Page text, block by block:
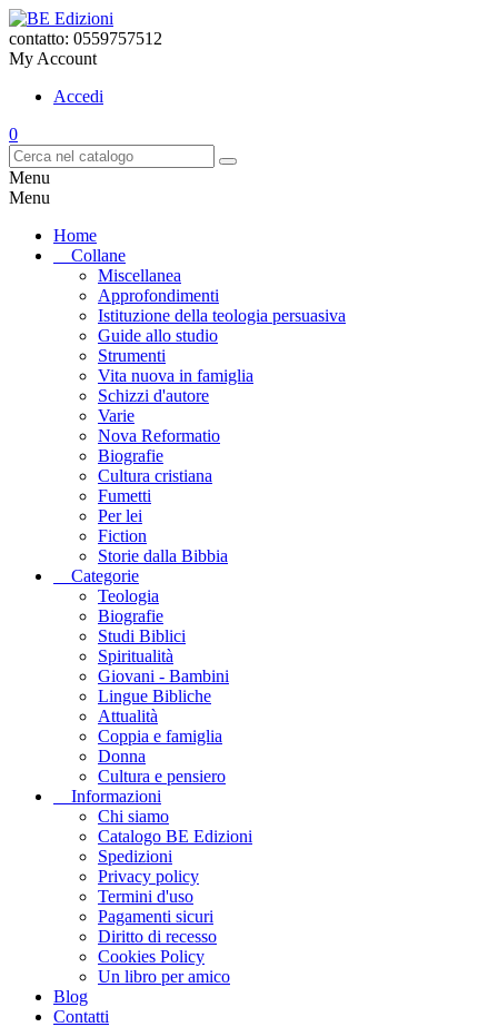
contatto: 0559757512
My Account
Accedi
0
Menu
Menu
Home
Collane
Miscellanea
Approfondimenti
Istituzione della teologia persuasiva
Guide allo studio
Strumenti
Vita nuova in famiglia
Schizzi d'autore
Varie
Nova Reformatio
Biografie
Cultura cristiana
Fumetti
Per lei
Fiction
Storie dalla Bibbia
Categorie
Teologia
Biografie
Studi Biblici
Spiritualità
Giovani - Bambini
Lingue Bibliche
Attualità
Coppia e famiglia
Donna
Cultura e pensiero
Informazioni
Chi siamo
Catalogo BE Edizioni
Spedizioni
Privacy policy
Termini d'uso
Pagamenti sicuri
Diritto di recesso
Cookies Policy
Un libro per amico
Blog
Contatti